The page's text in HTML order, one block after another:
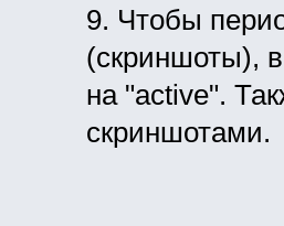
9. Чтобы
(скриншоты),
на "active".
скриншотами.